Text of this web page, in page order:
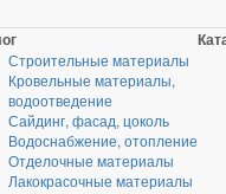
Строительные материалы
Кровельные материалы,
водоотведение
Сайдинг, фасад, цоколь
Водоснабжение, отопление
Отделочные материалы
Лакокрасочные материалы